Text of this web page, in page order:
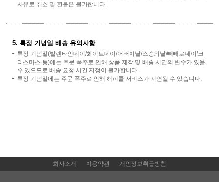
사유로 취소 및 환불은 불가합니다.
5. 특정 기념일 배송 유의사항
특정 기념일(발렌타인데이/화이트데이/어버이날/스승의날/빼빼로데이/크
리스마스 등)에는 주문 폭주로 인해 상품 제작 및 배송 시간의 변수가 있을
수 있으므로 배송 요청 시간 지정이 불가합니다.
특정 기념일에는 주문 폭주로 인해 해피콜 서비스가 지연될 수 있습니다.
회사소개 이용약관 개인정보취급방침